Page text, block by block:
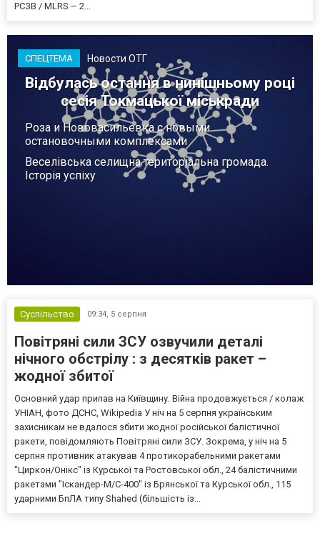
РСЗВ / MLRS – 2...
СПЕЦТЕМА Новости ОТГ
Відбулась остання в нинішньому році
сесія Токмацької міськради
Роза и Нововасильевка с новыми
остановочными комплексами
Веселівська селищна територіальна громада.
Історія успіху
Суспільство 09:34, 5 серпня
Повітряні сили ЗСУ озвучили деталі
нічного обстрілу : з десятків ракет –
жодної збитої
Основний удар припав на Київщину. Війна продовжується / колаж
УНІАН, фото ДСНС, Wikipedia У ніч на 5 серпня українським
захисникам не вдалося збити жодної російської балістичної
ракети, повідомляють Повітряні сили ЗСУ. Зокрема, у ніч на 5
серпня противник атакував 4 протикорабельними ракетами
"Циркон/Онікс" із Курської та Ростовської обл., 24 балістичними
ракетами "Іскандер-М/С-400" із Брянської та Курської обл., 115
ударними БпЛА типу Shahed (більшість із...